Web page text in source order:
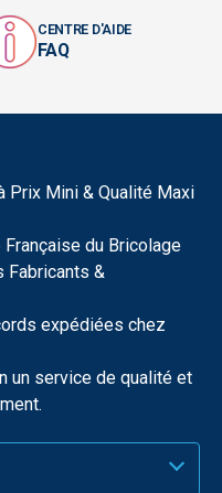
CENTRE D'AIDE
FAQ
Prix Mini & Qualité Maxi
du Bricolage
Fabricants &
expédiées chez
un service de qualité et